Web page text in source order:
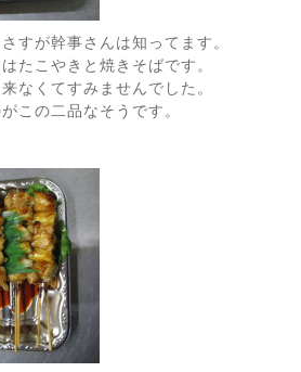
すが幹事さんは知ってます。
たこやきと焼きそばです。
なくてすみませんでした。
この二品なそうです。